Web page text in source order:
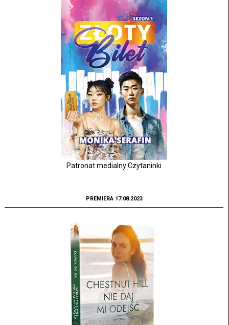
Patronat medialny Czytaninki
PREMIERA 17.08.2023